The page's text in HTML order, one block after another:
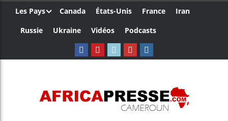
Les Pays Canada États-Unis France
Iran
Russie
Ukraine Vidéos Podcasts